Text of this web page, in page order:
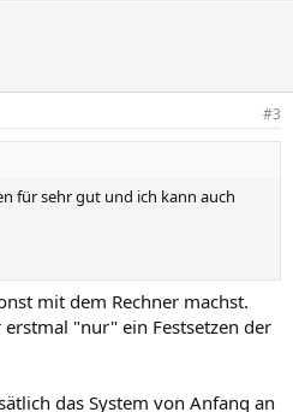
#3
für sehr gut und ich kann auch
mit dem Rechner machst.
"nur" ein Festsetzen der
das System von Anfang an